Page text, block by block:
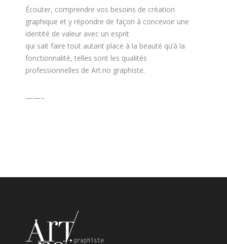
Écouter, comprendre vos besoins de création
graphique et y répondre de façon à concevoir une
identité de valeur avec un esprit
qui sait faire tout autant place à la beauté qu’à la
fonctionnalité, telles sont les qualités
professionnelles de Art.no graphiste.
——–